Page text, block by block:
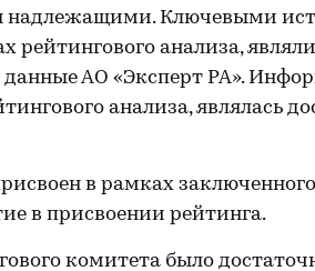
надлежащими. Ключевыми
рейтингового анализа,
АО «Эксперт РА».
анализа, являлась
в рамках
в присвоении рейтинга.
комитета было